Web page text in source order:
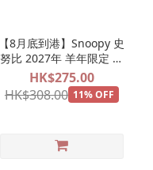
【8月底到港】Snoopy 史
努比 2027年 羊年限定 毛
絨羊帽 羔羊公仔掛飾 娃娃
玩偶吊飾
HK$275.00
HK$308.00 11% OFF